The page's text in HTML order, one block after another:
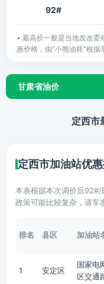
92#
• 最高价一般是当地发改
惠价格，由"小熊油耗"根据
甘肃省油价
定西市
定西市加油站优
本表根据本次调价后
政策可能比较复杂，请车
排名 县区 加油站
1 安定区
国家电
区交通